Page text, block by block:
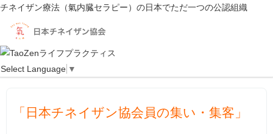
チネイザン療法（氣内臓セラピー）の日本でただ一つの公認組織
Select Language ▼
【協会員の方対象】日本チネイザン協会員の集い・集客
TOP 【協会員の方対象】日本チネイザン協会員の集い・集客
「日本チネイザン協会員の集い・集客 」